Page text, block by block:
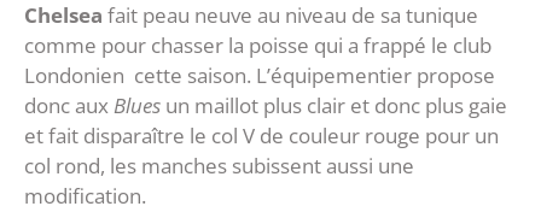
Chelsea fait peau neuve au niveau de sa tunique
comme pour chasser la poisse qui a frappé le club
Londonien cette saison. L’équipementier propose
donc aux Blues un maillot plus clair et donc plus gaie
et fait disparaître le col V de couleur rouge pour un
col rond, les manches subissent aussi une
modification.